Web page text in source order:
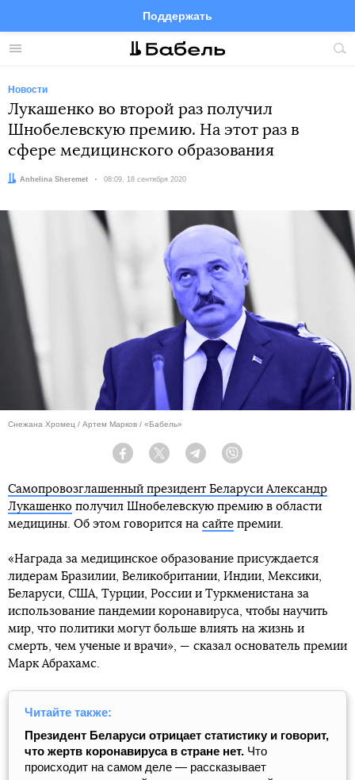
Меню
Поддержать
FacebookTelegramTwitter
Новости
Лукашенко во второй раз получил
Шнобелевскую премию. На этот раз в
сфере медицинского образования
Автор:
Anhelina Sheremet Дата:
08:09, 18 сентября 2020
Снежана Хромец / Артем Марков / «Бабель»
Facebook Twitter Telegram
Самопровозглашенный президент Беларуси Александр
Лукашенко получил Шнобелевскую премию в области
медицины. Об этом говорится на сайте премии.
«Награда за медицинское образование присуждается
лидерам Бразилии, Великобритании, Индии, Мексики,
Беларуси, США, Турции, России и Туркменистана за
использование пандемии коронавируса, чтобы научить
мир, что политики могут больше влиять на жизнь и
смерть, чем ученые и врачи», — сказал основатель премии
Марк Абрахамс.
Читайте также:
Президент Беларуси отрицает статистику и говорит,
что жертв коронавируса в стране нет. Что
происходит на самом деле — рассказывает